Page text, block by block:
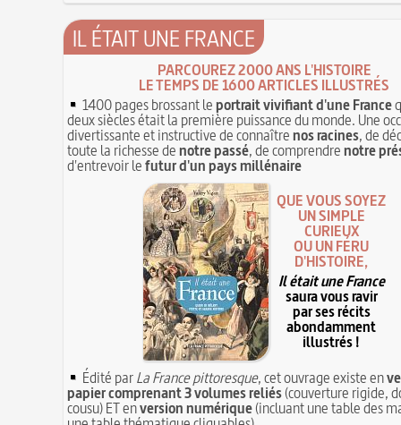
IL ÉTAIT UNE FRANCE
PARCOUREZ 2000 ANS L'HISTOIRE
LE TEMPS DE 1600 ARTICLES ILLUSTRÉS
1400 pages brossant leportrait vivifiant d'une France
deux siècles était la première puissance du monde. Une
divertissante et instructive de connaîtrenos racines, de
toute la richesse denotre passé, de comprendrenotre
d'entrevoir lefutur d'un pays millénaire
QUE VOUS SOYEZ
UN SIMPLE
CURIEUX
OU UN FÉRU
D'HISTOIRE,
Il était une France
saura vous ravir
par ses récits
abondamment
illustrés !
Édité parLa France pittoresque, cet ouvrage existe en
papier comprenant 3 volumes reliés(couverture rigide,
cousu) ET enversion numérique(incluant une table des